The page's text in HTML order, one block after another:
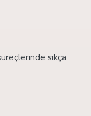
sıkça